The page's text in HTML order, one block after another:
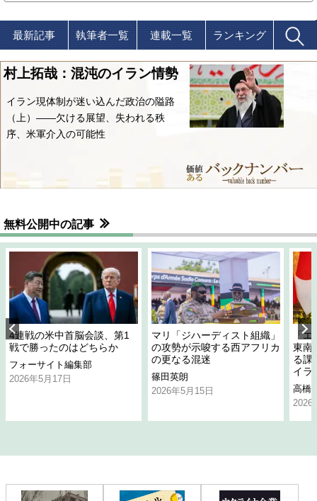
最新記事 執筆者一覧 連載一覧 ランキング
村上拓哉：混沌のイラン情勢
イラン現体制が迷い込んだ政治の隘路
（上）――欠ける展望、失われる秩
序、米軍介入の可能性
無料公開中の記事
4連戦の米中首脳会談、第1
戦で勝ったのはどちらか
フォーサイト編集部
2026年5月17日
マリ「ジハーディスト組織」
の攻勢が示唆する西アフリカ
の更なる混迷
篠田英朗
2026年5月15日
「
東南
る課
イラ
高橋
2026